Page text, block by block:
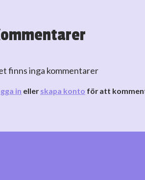
finns inga kommentarer
in eller skapa konto för att